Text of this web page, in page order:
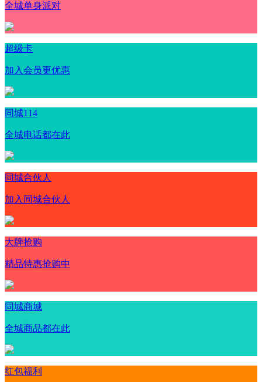
全城单身派对
超级卡
加入会员更优惠
同城114
全城电话都在此
同城合伙人
加入同城合伙人
大牌抢购
精品特惠抢购中
同城商城
全城商品都在此
红包福利